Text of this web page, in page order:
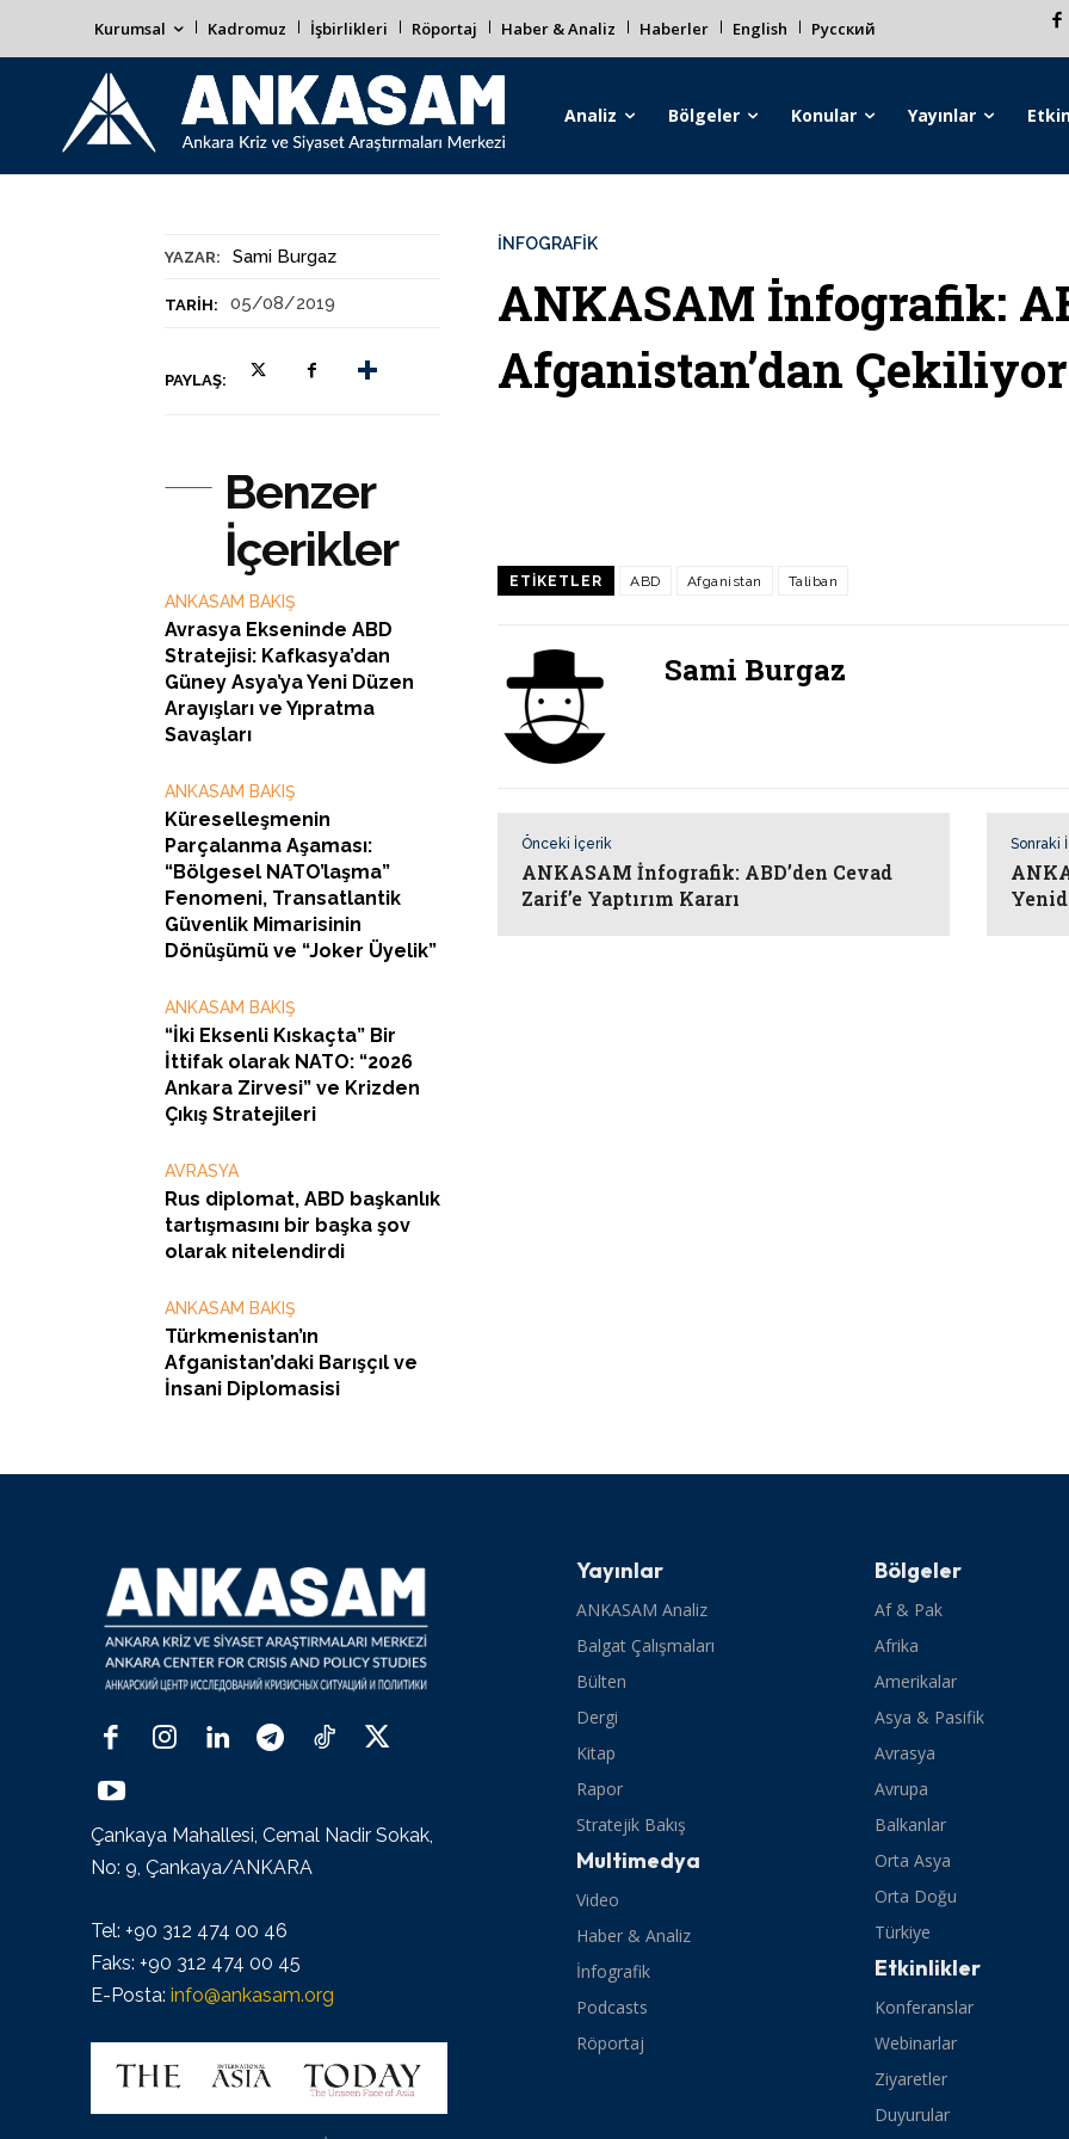
Kurumsal Kadromuz İşbirlikleri Röportaj Haber & Analiz Haberler English Русский
Analiz Bölgeler Konular Yayınlar
YAZAR: Sami Burgaz
TARIH: 05/08/2019
PAYLAŞ:
İNFOGRAFIK
ANKASAM İnfografik:
Afganistan’dan Çekiliyor
Benzer
İçerikler
ANKASAM BAKIŞ
Avrasya Ekseninde ABD
Stratejisi: Kafkasya’dan
Güney Asya’ya Yeni Düzen
Arayışları ve Yıpratma
Savaşları
ANKASAM BAKIŞ
Küreselleşmenin
Parçalanma Aşaması:
“Bölgesel NATO’laşma”
Fenomeni, Transatlantik
Güvenlik Mimarisinin
Dönüşümü ve “Joker Üyelik”
ANKASAM BAKIŞ
“İki Eksenli Kıskaçta” Bir
İttifak olarak NATO: “2026
Ankara Zirvesi” ve Krizden
Çıkış Stratejileri
AVRASYA
Rus diplomat, ABD başkanlık
tartışmasını bir başka şov
olarak nitelendirdi
ANKASAM BAKIŞ
Türkmenistan’ın
Afganistan’daki Barışçıl ve
İnsani Diplomasisi
ETIKETLER ABD Afganistan Taliban
Sami Burgaz
Önceki İçerik
ANKASAM İnfografik: ABD’den Cevad
Zarif’e Yaptırım Kararı
Sonraki
Çankaya Mahallesi, Cemal Nadir Sokak,
No: 9, Çankaya/ANKARA
Tel: +90 312 474 00 46
Faks: +90 312 474 00 45
E-Posta: info@ankasam.org
Yayınlar
ANKASAM Analiz
Balgat Çalışmaları
Bülten
Dergi
Kitap
Rapor
Stratejik Bakış
Multimedya
Video
Haber & Analiz
İnfografik
Podcasts
Röportaj
Bölgeler
Af & Pak
Afrika
Amerikalar
Asya & Pasifik
Avrasya
Avrupa
Balkanlar
Orta Asya
Orta Doğu
Türkiye
Etkinlikler
Konferanslar
Webinarlar
Ziyaretler
Duyurular